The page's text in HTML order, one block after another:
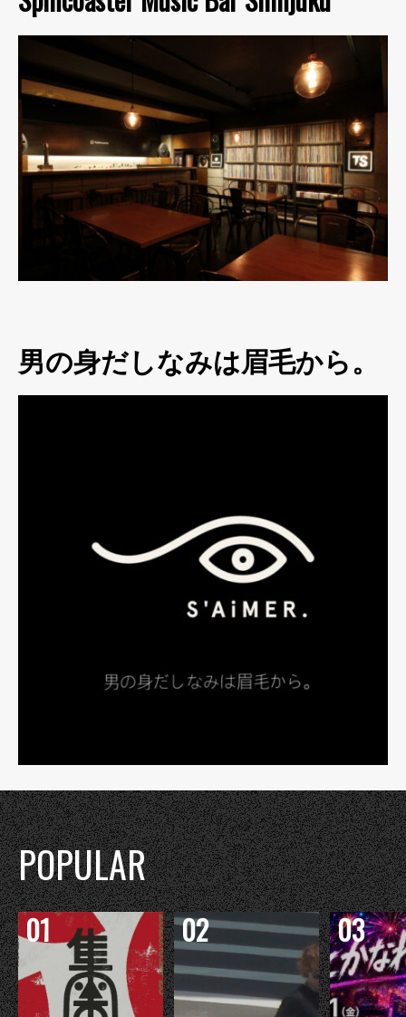
男の身だしなみは眉毛から。
POPULAR